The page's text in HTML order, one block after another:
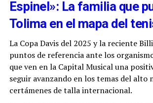
Espinel»: La familia que
Tolima en el mapa del
La Copa Davis del 2025 y la reciente
puntos de referencia ante los
que ven en la Capital Musical una
seguir avanzando en los temas del alto
certámenes de talla internacional.